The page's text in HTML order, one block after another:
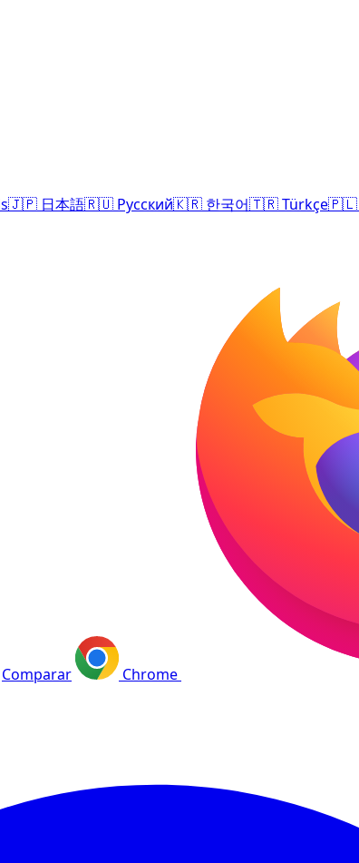
🇯🇵 日本語🇷🇺 Русский🇰🇷 한국어🇹🇷Türkçe🇵🇱
Comparar Chrome